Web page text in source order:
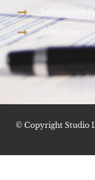
Informativa
Contattaci
© Copyright Studio